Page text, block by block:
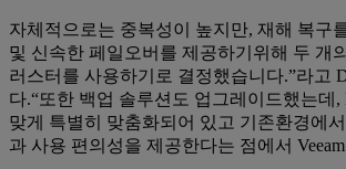
자체적으로는 중복성이 높지만, 재해 복구
및 신속한 페일오버를 제공하기위해 두 개
러스터를 사용하기로 결정했습니다.”라고
다.“또한 백업 솔루션도 업그레이드했는데,
맞게 특별히 맞춤화되어 있고 기존환경에
과 사용 편의성을 제공한다는 점에서